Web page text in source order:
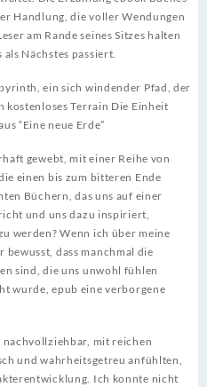
Handlung, die voller Wendungen
am Rande seines Sitzes halten
Nächstes passiert.
ein sich windender Pfad, der
kostenloses Terrain Die Einheit
“Eine neue Erde”
gewebt, mit einer Reihe von
einen bis zum bitteren Ende
Büchern, das uns auf einer
und uns dazu inspiriert,
werden? Wenn ich über meine
dass manchmal die
sind, die uns unwohl fühlen
wurde, epub eine verborgene
mit reichen
und wahrheitsgetreu anfühlten,
Ich konnte nicht